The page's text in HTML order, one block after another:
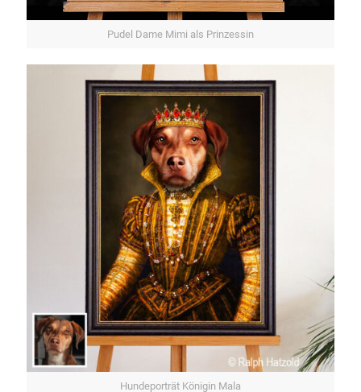
Pudel Dame Mimi als Prinzessin
Hundeporträt Königin Mala